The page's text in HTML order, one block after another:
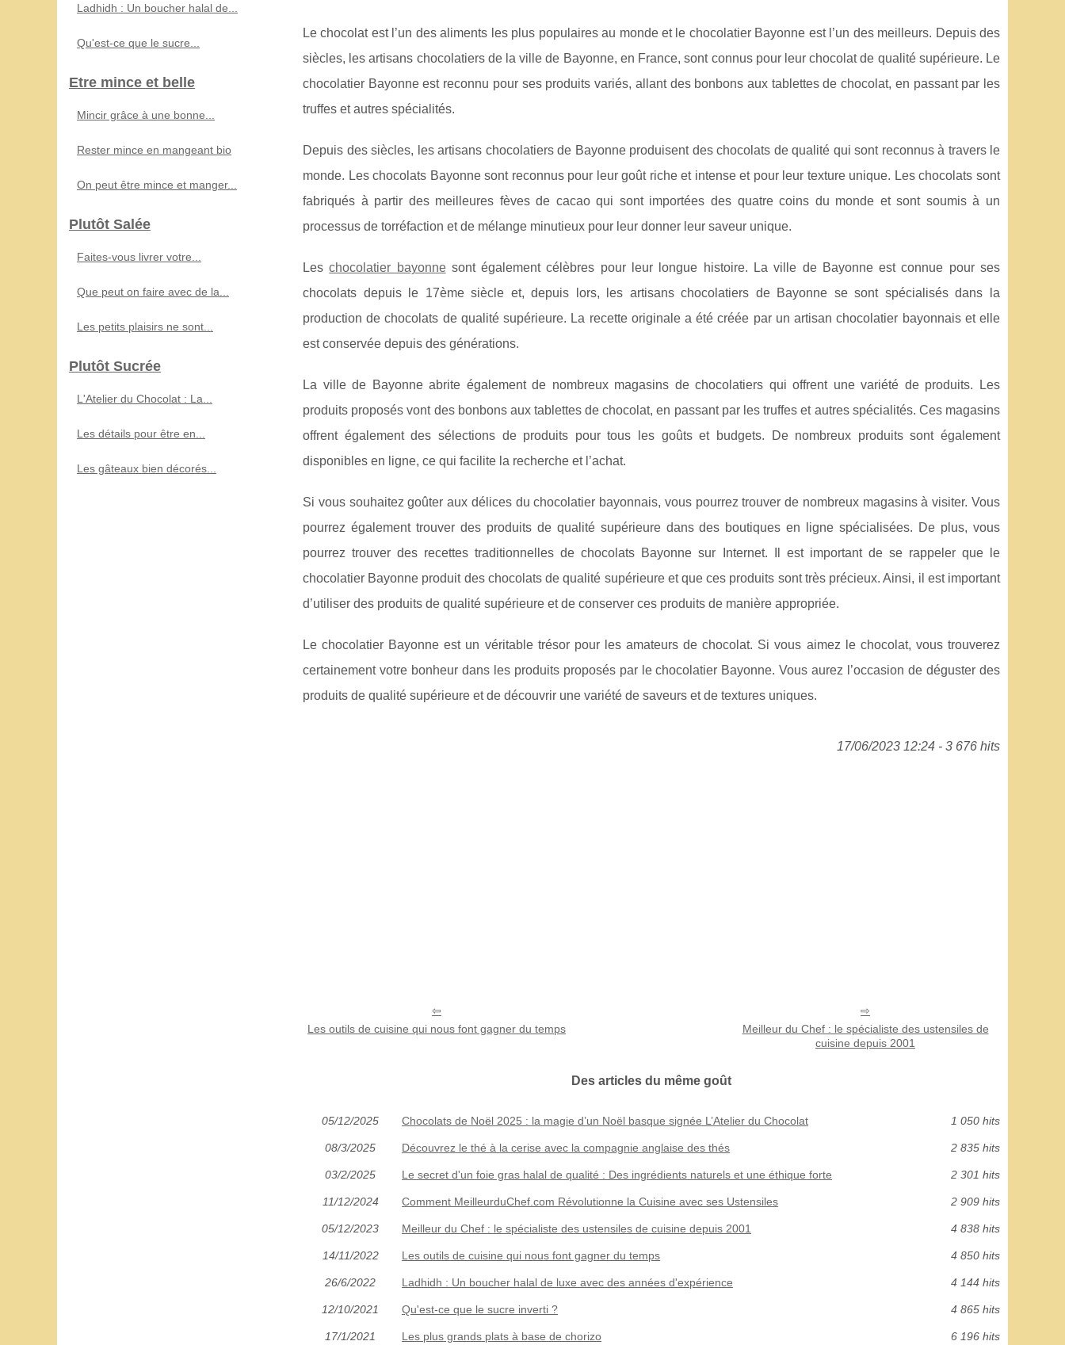
Le chocolat est l’un des aliments les plus populaires au monde et le chocolatier Bayonne est l’un des meilleurs. Depuis des
siècles, les artisans chocolatiers de la ville de Bayonne, en France, sont connus pour leur chocolat de qualité supérieure. Le
chocolatier Bayonne est reconnu pour ses produits variés, allant des bonbons aux tablettes de chocolat, en passant par les
truffes et autres spécialités.
Depuis des siècles, les artisans chocolatiers de Bayonne produisent des chocolats de qualité qui sont reconnus à travers le
monde. Les chocolats Bayonne sont reconnus pour leur goût riche et intense et pour leur texture unique. Les chocolats sont
fabriqués à partir des meilleures fèves de cacao qui sont importées des quatre coins du monde et sont soumis à un
processus de torréfaction et de mélange minutieux pour leur donner leur saveur unique.
Leschocolatier bayonnesont également célèbres pour leur longue histoire. La ville de Bayonne est connue pour ses
chocolats depuis le 17ème siècle et, depuis lors, les artisans chocolatiers de Bayonne se sont spécialisés dans la
production de chocolats de qualité supérieure. La recette originale a été créée par un artisan chocolatier bayonnais et elle
est conservée depuis des générations.
La ville de Bayonne abrite également de nombreux magasins de chocolatiers qui offrent une variété de produits. Les
produits proposés vont des bonbons aux tablettes de chocolat, en passant par les truffes et autres spécialités. Ces magasins
offrent également des sélections de produits pour tous les goûts et budgets. De nombreux produits sont également
disponibles en ligne, ce qui facilite la recherche et l’achat.
Si vous souhaitez goûter aux délices du chocolatier bayonnais, vous pourrez trouver de nombreux magasins à visiter. Vous
pourrez également trouver des produits de qualité supérieure dans des boutiques en ligne spécialisées. De plus, vous
pourrez trouver des recettes traditionnelles de chocolats Bayonne sur Internet. Il est important de se rappeler que le
chocolatier Bayonne produit des chocolats de qualité supérieure et que ces produits sont très précieux. Ainsi, il est important
d’utiliser des produits de qualité supérieure et de conserver ces produits de manière appropriée.
Le chocolatier Bayonne est un véritable trésor pour les amateurs de chocolat. Si vous aimez le chocolat, vous trouverez
certainement votre bonheur dans les produits proposés par le chocolatier Bayonne. Vous aurez l’occasion de déguster des
produits de qualité supérieure et de découvrir une variété de saveurs et de textures uniques.
17/06/2023 12:24 - 3 676 hits
Les outils de cuisine qui nous font gagner du temps
Meilleur du Chef : le spécialiste des ustensiles de
cuisine depuis 2001
Des articles du même goût
05/12/2025 Chocolats de Noël 2025 : la magie d’un Noël basque signée L’Atelier du Chocolat 1 050 hits
08/3/2025 Découvrez le thé à la cerise avec la compagnie anglaise des thés 2 835 hits
03/2/2025 Le secret d'un foie gras halal de qualité : Des ingrédients naturels et une éthique forte 2 301 hits
11/12/2024 Comment MeilleurduChef.com Révolutionne la Cuisine avec ses Ustensiles 2 909 hits
05/12/2023 Meilleur du Chef : le spécialiste des ustensiles de cuisine depuis 2001 4 838 hits
14/11/2022 Les outils de cuisine qui nous font gagner du temps 4 850 hits
26/6/2022 Ladhidh : Un boucher halal de luxe avec des années d'expérience 4 144 hits
12/10/2021 Qu'est-ce que le sucre inverti ? 4 865 hits
17/1/2021 Les plus grands plats à base de chorizo 6 196 hits
Ladhidh : Un boucher halal de...
Qu'est-ce que le sucre...
Etre mince et belle
Mincir grâce à une bonne...
Rester mince en mangeant bio
On peut être mince et manger...
Plutôt Salée
Faites-vous livrer votre...
Que peut on faire avec de la...
Les petits plaisirs ne sont...
Plutôt Sucrée
L'Atelier du Chocolat : La...
Les détails pour être en...
Les gâteaux bien décorés...